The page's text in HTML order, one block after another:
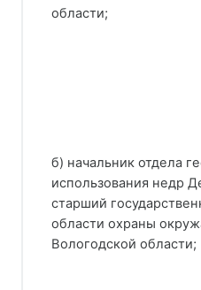
области;
б) начальник отдела
использования недр
старший
области охраны
Вологодской области;